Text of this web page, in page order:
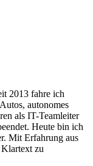
2013 fahre ich
autonomes
als IT-Teamleiter
Heute bin ich
Mit Erfahrung aus
zu